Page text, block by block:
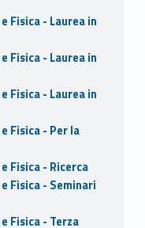
Fisica - Laurea in
Fisica - Laurea in
Fisica - Laurea in
Fisica - Per la
Fisica - Ricerca
Fisica - Seminari
Fisica - Terza